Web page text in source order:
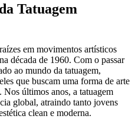
Tatuagem
em movimentos artísticos
década de 1960. Com o passar
ao mundo da tatuagem,
que buscam uma forma de arte
Nos últimos anos, a tatuagem
global, atraindo tanto jovens
clean e moderna.